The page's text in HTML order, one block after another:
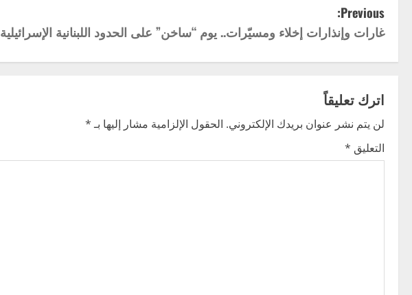
P
o
s
t
n
a
Previous:
غارات وإنذارات إخلاء ومسيّرات.. يوم “ساخن” على الحدود اللبنانية الإسرائيلية
اترك تعليقاً
لن يتم نشر عنوان بريدك الإلكتروني. الحقول الإلزامية مشار إليها بـ*
التعليق *